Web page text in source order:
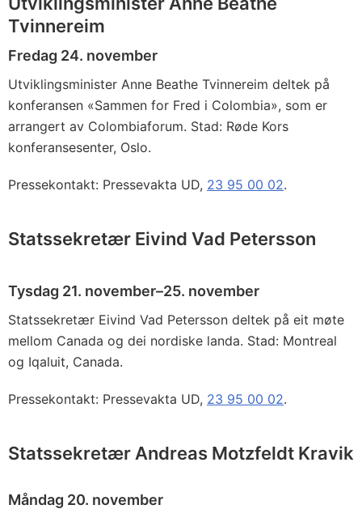
Tvinnereim
Fredag 24. november
Utviklingsminister Anne Beathe Tvinnereim deltek på
konferansen «Sammen for Fred i Colombia», som er
arrangert av Colombiaforum. Stad: Røde Kors
konferansesenter, Oslo.
Pressekontakt: Pressevakta UD, 23 95 00 02.
Statssekretær Eivind Vad Petersson
Tysdag 21. november–25. november
Statssekretær Eivind Vad Petersson deltek på eit møte
mellom Canada og dei nordiske landa. Stad: Montreal
og Iqaluit, Canada.
Pressekontakt: Pressevakta UD, 23 95 00 02.
Statssekretær Andreas Motzfeldt Kravik
Måndag 20. november